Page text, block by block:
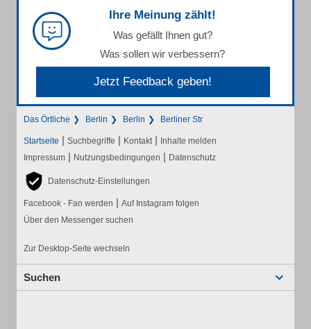
Ihre Meinung zählt!
Was gefällt Ihnen gut?
Was sollen wir verbessern?
Jetzt Feedback geben!
Das Örtliche Berlin Berlin Berliner Str
Startseite | Suchbegriffe | Kontakt | Inhalte melden
Impressum | Nutzungsbedingungen | Datenschutz
Datenschutz-Einstellungen
Facebook - Fan werden | Auf Instagram folgen
Über den Messenger suchen
Zur Desktop-Seite wechseln
Suchen